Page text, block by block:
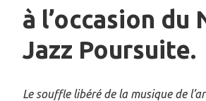
à l’occasion du
Jazz Poursuite.
Le souffle libéré de la musique de